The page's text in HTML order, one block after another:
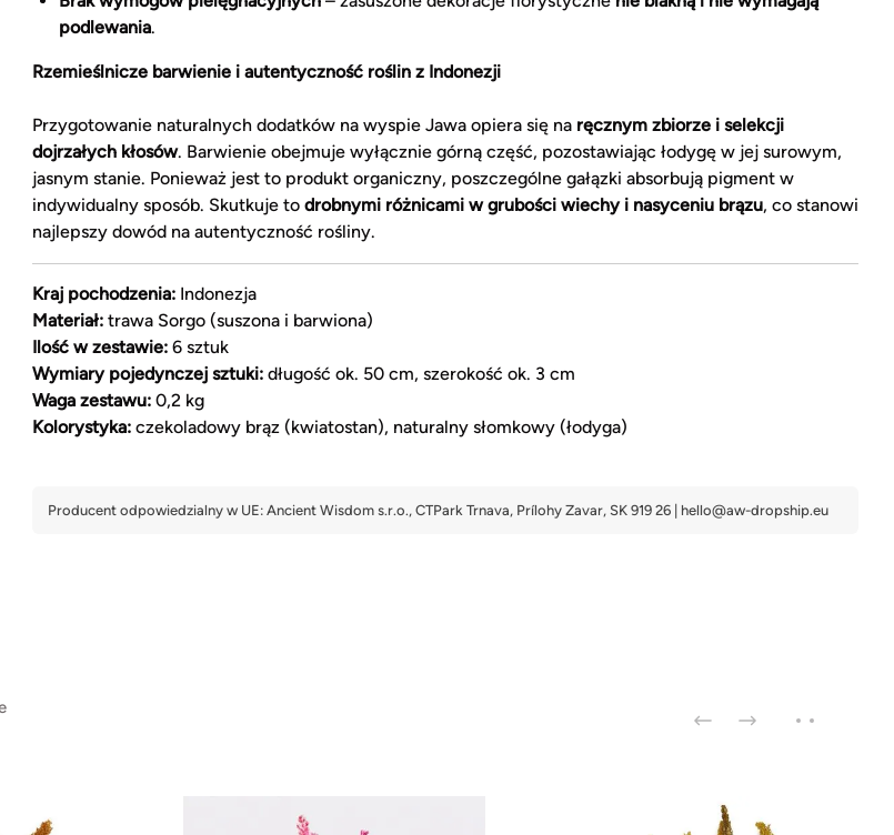
podlewania.
Rzemieślnicze barwienie i autentyczność roślin z Indonezji
Przygotowanie naturalnych dodatków na wyspie Jawa opiera się na ręcznym zbiorze i selekcji
dojrzałych kłosów. Barwienie obejmuje wyłącznie górną część, pozostawiając łodygę w jej surowym,
jasnym stanie. Ponieważ jest to produkt organiczny, poszczególne gałązki absorbują pigment w
indywidualny sposób. Skutkuje to drobnymi różnicami w grubości wiechy i nasyceniu brązu, co stanowi
najlepszy dowód na autentyczność rośliny.
Kraj pochodzenia: Indonezja
Materiał: trawa Sorgo (suszona i barwiona)
Ilość w zestawie: 6 sztuk
Wymiary pojedynczej sztuki: długość ok. 50 cm, szerokość ok. 3 cm
Waga zestawu: 0,2 kg
Kolorystyka: czekoladowy brąz (kwiatostan), naturalny słomkowy (łodyga)